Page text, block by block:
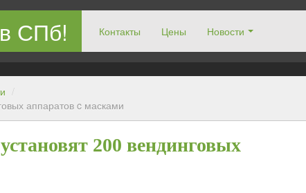
СПб! Контакты Цены Новости
/
аппаратов c масками
200 вендинговых